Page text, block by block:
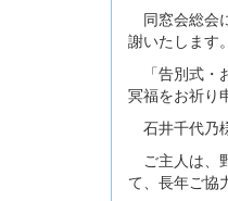
同窓会総会
謝いたします。
「告別式・
冥福をお祈り
石井千代乃
ご主人は、
て、長